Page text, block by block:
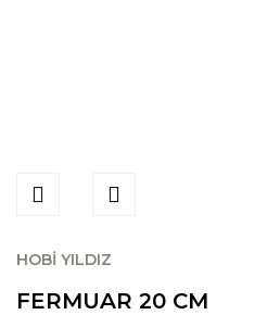
HOBİ YILDIZ
FERMUAR 20 CM